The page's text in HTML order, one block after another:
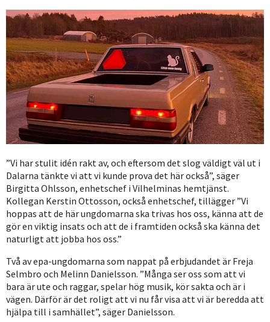
”Vi har stulit idén rakt av, och eftersom det slog väldigt väl ut i
Dalarna tänkte vi att vi kunde prova det här också”, säger
Birgitta Ohlsson, enhetschef i Vilhelminas hemtjänst.
Kollegan Kerstin Ottosson, också enhetschef, tillägger ”Vi
hoppas att de här ungdomarna ska trivas hos oss, känna att de
gör en viktig insats och att de i framtiden också ska känna det
naturligt att jobba hos oss.”
Två av epa-ungdomarna som nappat på erbjudandet är Freja
Selmbro och Melinn Danielsson. ”Många ser oss som att vi
bara är ute och raggar, spelar hög musik, kör sakta och är i
vägen. Därför är det roligt att vi nu får visa att vi är beredda att
hjälpa till i samhället”, säger Danielsson.